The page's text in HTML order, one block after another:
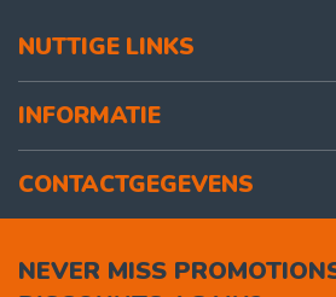
NUTTIGE LINKS
INFORMATIE
CONTACTGEGEVENS
NEVER MISS